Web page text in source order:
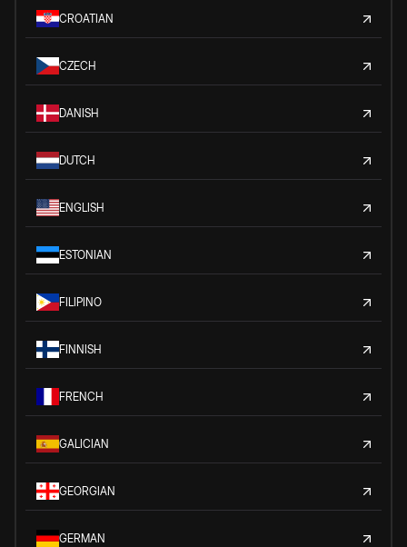
CROATIAN
CZECH
DANISH
DUTCH
ENGLISH
ESTONIAN
FILIPINO
FINNISH
FRENCH
GALICIAN
GEORGIAN
GERMAN